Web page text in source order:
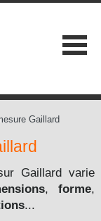
Gaillard
Gaillard varie
,forme,
...